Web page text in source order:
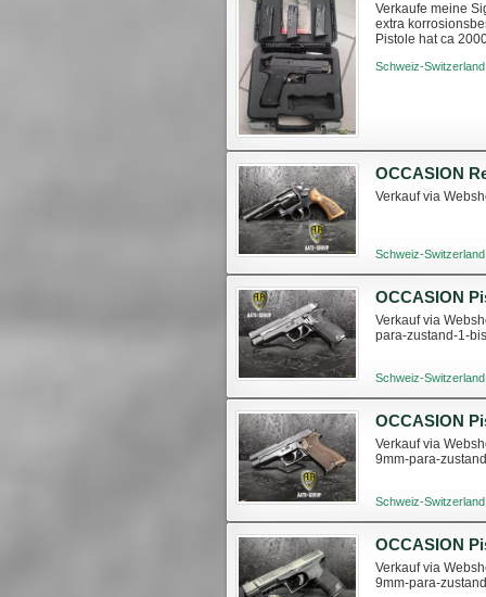
Verkaufe meine
extra
Pistole hat ca
Schweiz-
Verkauf via
Schweiz-
Verkauf via
para-zustand-1-
Schweiz-
Verkauf via
9mm-para-
Schweiz-
Verkauf via
9mm-para-